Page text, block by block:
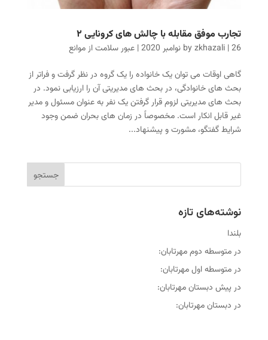
تجارب موفق مقابله با چالش های کرونایی ۲
byzkhazali |26 نوامبر 2020 | عبور سلامت از موانع
گاهی اوقات می توان یک خانواده را یک گروه در نظر گرفت و فراتر از
بحث های خانوادگی، در بحث های مدیریتی آن را ارزیابی نمود. در
بحث های مدیریتی لزوم قرار گرفتن یک نفر به عنوان مسئول و مدیر
غیر قابل انکار است. مخصوصاً در زمان های بحران ضمن وجود
شرایط گفتگو، مشورت و پیشنهاد...
نوشته‌های تازه
بلندا
در متوسطه دوم مهرتابان:
در متوسطه اول مهرتابان:
در پیش دبستان مهرتابان:
در دبستان مهرتابان: